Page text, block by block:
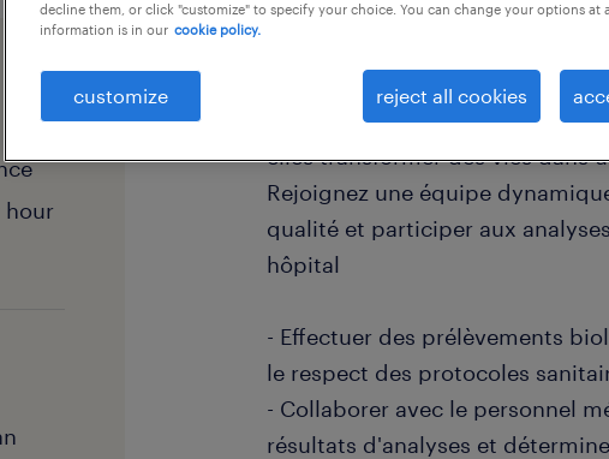
hour
Comment vos compétences
elles transformer des vies dans
Rejoignez une équipe
qualité et participer aux
hôpital
- Effectuer des prélèvements
le respect des protocoles
- Collaborer avec le personnel
résultats d'analyses et
decline them, or click "customize" to specify your choice. You can change your options at
information is in our cookie policy.
customize reject all cookies